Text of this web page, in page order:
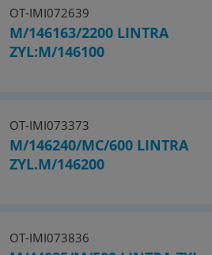
OT-IMI072639
M/146163/2200 LINTRA
ZYL:M/146100
OT-IMI073373
M/146240/MC/600 LINTRA
ZYL.M/146200
OT-IMI073836